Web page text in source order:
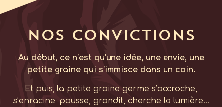
Nos convictions
Au début, ce n’est qu’une idée, une envie, une
petite graine qui s’immisce dans un coin.
Et puis, la petite graine germe s’accroche,
s’enracine, pousse, grandit, cherche la lumière…